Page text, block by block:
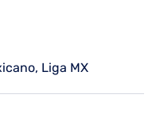
, Liga MX